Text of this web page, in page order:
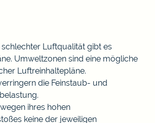
schlechter Luftqualität gibt es
Umweltzonen sind eine mögliche
Luftreinhaltepläne.
die Feinstaub- und
ihres hohen
keine der jeweiligen